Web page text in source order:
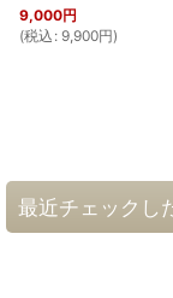
9,000円
(税込 : 9,900円)
最近チェックし